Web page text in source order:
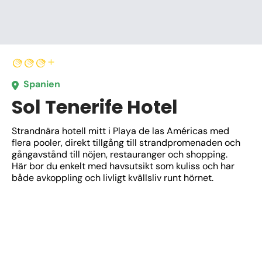
Spanien
Sol Tenerife Hotel
Strandnära hotell mitt i Playa de las Américas med
flera pooler, direkt tillgång till strandpromenaden och
gångavstånd till nöjen, restauranger och shopping.
Här bor du enkelt med havsutsikt som kuliss och har
både avkoppling och livligt kvällsliv runt hörnet.